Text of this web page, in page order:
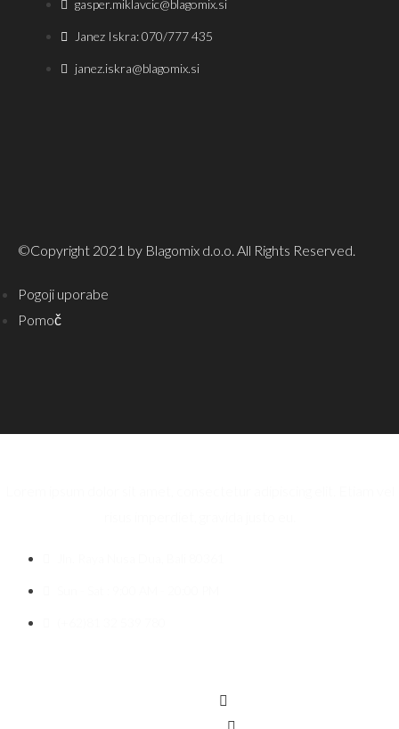
gasper.miklavcic@blagomix.si
Janez Iskra: 070/777 435
janez.iskra@blagomix.si
©Copyright 2021 by Blagomix d.o.o. All Rights Reserved.
Pogoji uporabe
Pomoč